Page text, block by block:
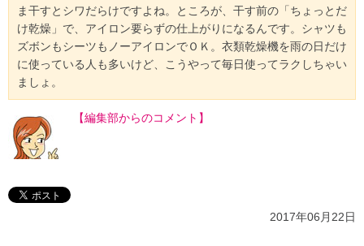
ま干すとシワだらけですよね。ところが、干す前の「ちょっとだ
け乾燥」で、アイロン要らずの仕上がりになるんです。シャツも
ズボンもシーツもノーアイロンでＯＫ。衣類乾燥機を雨の日だけ
に使っている人も多いけど、こうやって毎日使ってラクしちゃい
ましょ。
【編集部からのコメント】
2017年06月22日